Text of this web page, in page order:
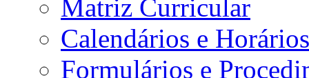
Matriz Curricular
Calendários e Horários
Formulários e